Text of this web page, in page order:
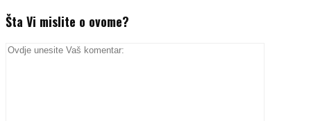
Šta Vi mislite o ovome?